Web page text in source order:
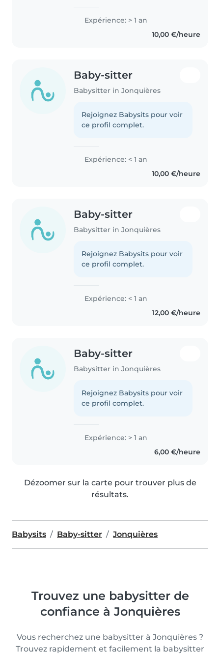
partiel ou à temps plein. Je peux
m'occuper d'enfants à partir de 3
Expérience: > 1 an
10,00 €/heure
Baby-sitter
Babysitter in Jonquières
Rejoignez Babysits pour voir
ce profil complet.
Expérience: < 1 an
10,00 €/heure
Baby-sitter
Babysitter in Jonquières
Rejoignez Babysits pour voir
ce profil complet.
Expérience: < 1 an
12,00 €/heure
Baby-sitter
Babysitter in Jonquières
Rejoignez Babysits pour voir
ce profil complet.
Expérience: > 1 an
6,00 €/heure
Dézoomer sur la carte pour trouver plus de
résultats.
Babysits Baby-sitter Jonquières
Trouvez une babysitter de
confiance à Jonquières
Vous recherchez une babysitter à Jonquières ?
Trouvez rapidement et facilement la babysitter